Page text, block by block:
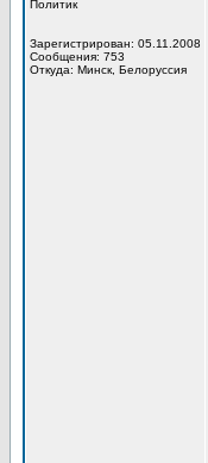
Политик
Зарегистрирован: 05.11.2008
Сообщения: 753
Откуда: Минск, Белоруссия